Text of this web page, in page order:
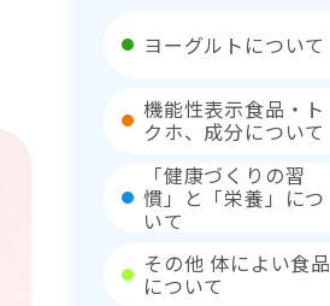
ヨーグルトについて
機能性表示食品・ト
クホ、成分について
「健康づくりの習
慣」と「栄養」につ
いて
その他 体によい食品
について